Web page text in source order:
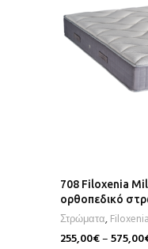
708 Filoxenia
ορθοπεδικό
Στρώματα,Filoxenia
255,00€–575,00